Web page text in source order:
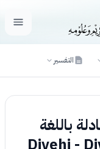
فتح
التفسير
باللغة